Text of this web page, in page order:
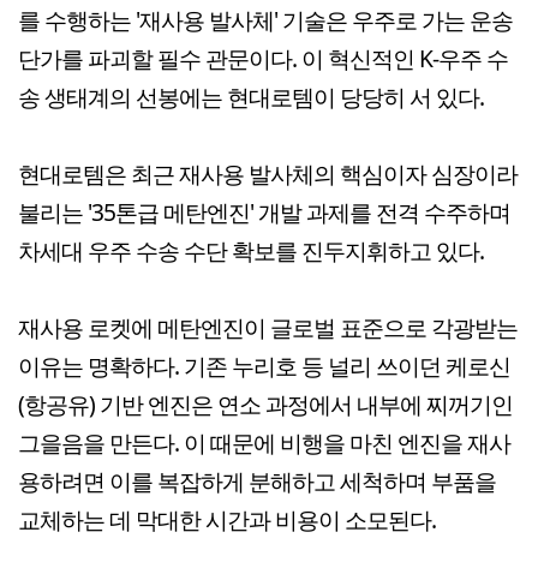
를 수행하는 '재사용 발사체' 기술은 우주로 가는 운송
단가를 파괴할 필수 관문이다. 이 혁신적인 K-우주 수
송 생태계의 선봉에는 현대로템이 당당히 서 있다.
현대로템은 최근 재사용 발사체의 핵심이자 심장이라
불리는 '35톤급 메탄엔진' 개발 과제를 전격 수주하며
차세대 우주 수송 수단 확보를 진두지휘하고 있다.
재사용 로켓에 메탄엔진이 글로벌 표준으로 각광받는
이유는 명확하다. 기존 누리호 등 널리 쓰이던 케로신
(항공유) 기반 엔진은 연소 과정에서 내부에 찌꺼기인
그을음을 만든다. 이 때문에 비행을 마친 엔진을 재사
용하려면 이를 복잡하게 분해하고 세척하며 부품을
교체하는 데 막대한 시간과 비용이 소모된다.